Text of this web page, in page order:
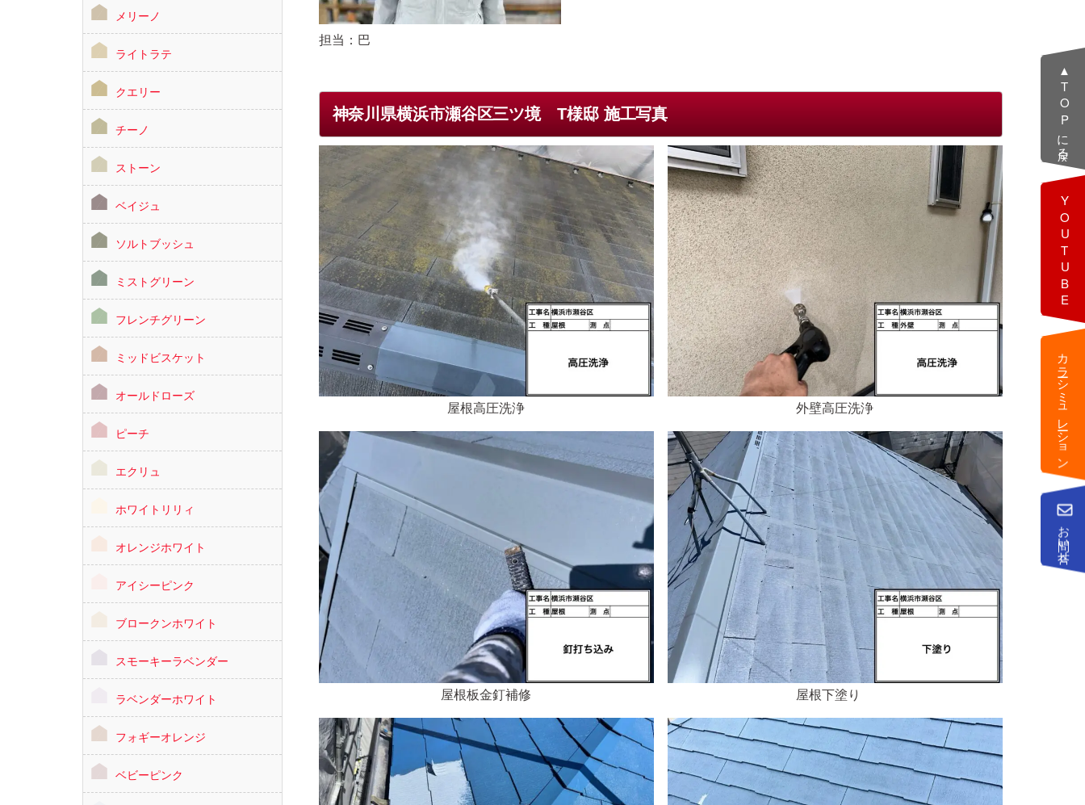
担当：巴
神奈川県横浜市瀬谷区三ツ境 T様邸 施工写真
屋根高圧洗浄 外壁高圧洗浄
屋根板金釘補修 屋根下塗り
メリーノ
ライトラテ
クエリー
チーノ
ストーン
ベイジュ
ソルトブッシュ
ミストグリーン
フレンチグリーン
ミッドビスケット
オールドローズ
ピーチ
エクリュ
ホワイトリリィ
オレンジホワイト
アイシーピンク
ブロークンホワイト
スモーキーラベンダー
ラベンダーホワイト
フォギーオレンジ
ベビーピンク
▲TOPに戻る
YOUTUBE
カラーシミュレーション
お問い合せ